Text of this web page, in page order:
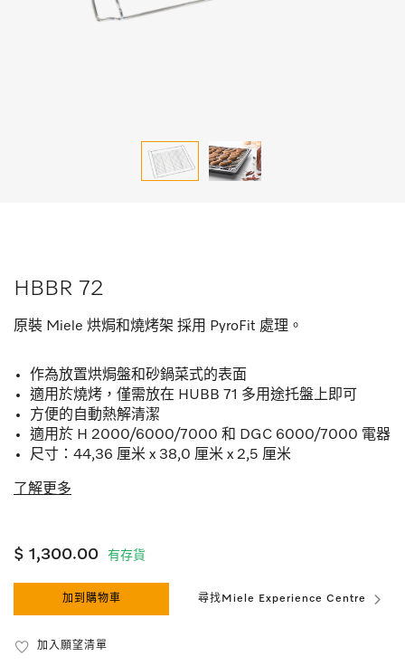
HBBR 72
原裝 Miele 烘焗和燒烤架 採用 PyroFit 處理。
作為放置烘焗盤和砂鍋菜式的表面
適用於燒烤，僅需放在 HUBB 71 多用途托盤上即可
方便的自動熱解清潔
適用於 H 2000/6000/7000 和 DGC 6000/7000 電器
尺寸：44,36 厘米 x 38,0 厘米 x 2,5 厘米
了解更多
$ 1,300.00 有存貨
加到購物車 尋找Miele Experience Centre
加入願望清單